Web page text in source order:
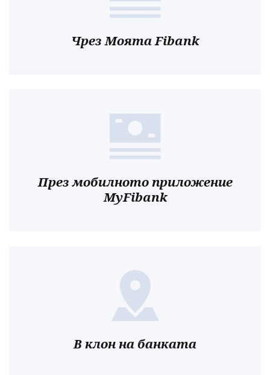
Чрез Моята Fibank
През мобилното приложение
MyFibank
В клон на банката